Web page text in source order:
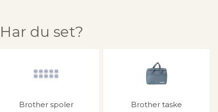
Har du set?
Brother spoler Brother taske